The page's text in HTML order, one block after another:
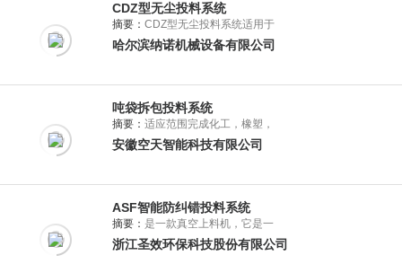
CDZ型无尘投料系统
摘要： CDZ型无尘投料系统适用于
哈尔滨纳诺机械设备有限公司
吨袋拆包投料系统
摘要： 适应范围完成化工，橡塑，
安徽空天智能科技有限公司
ASF智能防纠错投料系统
摘要： 是一款真空上料机，它是一
浙江圣效环保科技股份有限公司